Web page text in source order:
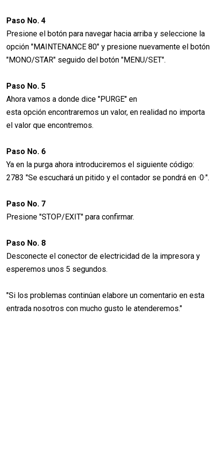
Paso No. 4
Presione el botón para navegar hacia arriba y seleccione la
opción "MAINTENANCE 80" y presione nuevamente el botón
"MONO/STAR" seguido del botón "MENU/SET".
Paso No. 5
Ahora vamos a donde dice "PURGE" en
esta opción encontraremos un valor, en realidad no importa
el valor que encontremos.
Paso No. 6
Ya en la purga ahora introduciremos el siguiente código:
2783 "Se escuchará un pitido y el contador se pondrá en ·0·".
Paso No. 7
Presione "STOP/EXIT" para confirmar.
Paso No. 8
Desconecte el conector de electricidad de la impresora y
esperemos unos 5 segundos.
"Si los problemas continúan elabore un comentario en esta
entrada nosotros con mucho gusto le atenderemos."